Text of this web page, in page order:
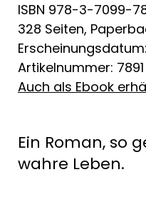
ISBN 978-3-7099-
328 Seiten,
Erscheinungsdatum:
Artikelnummer: 7891
Auch als Ebook
Ein Roman, so
wahre Leben.